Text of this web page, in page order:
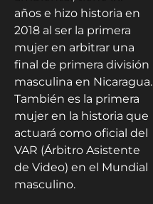
años e hizo historia en
2018 al ser la primera
mujer en arbitrar una
final de primera división
masculina en Nicaragua.
También es la primera
mujer en la historia que
actuará como oficial del
VAR (Árbitro Asistente
de Video) en el Mundial
masculino.